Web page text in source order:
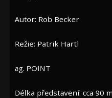
Autor: Rob Becker
Režie: Patrik Hartl
ag. POINT
Délka představení: cca 90